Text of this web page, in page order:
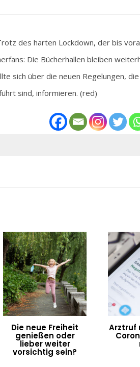
des harten Lockdown, der bis
Die Bücherhallen bleiben
sich über die neuen Regelungen,
sind, informieren. (red)
Die neue Freiheit
genießen oder
lieber weiter
vorsichtig sein?
Arztruf